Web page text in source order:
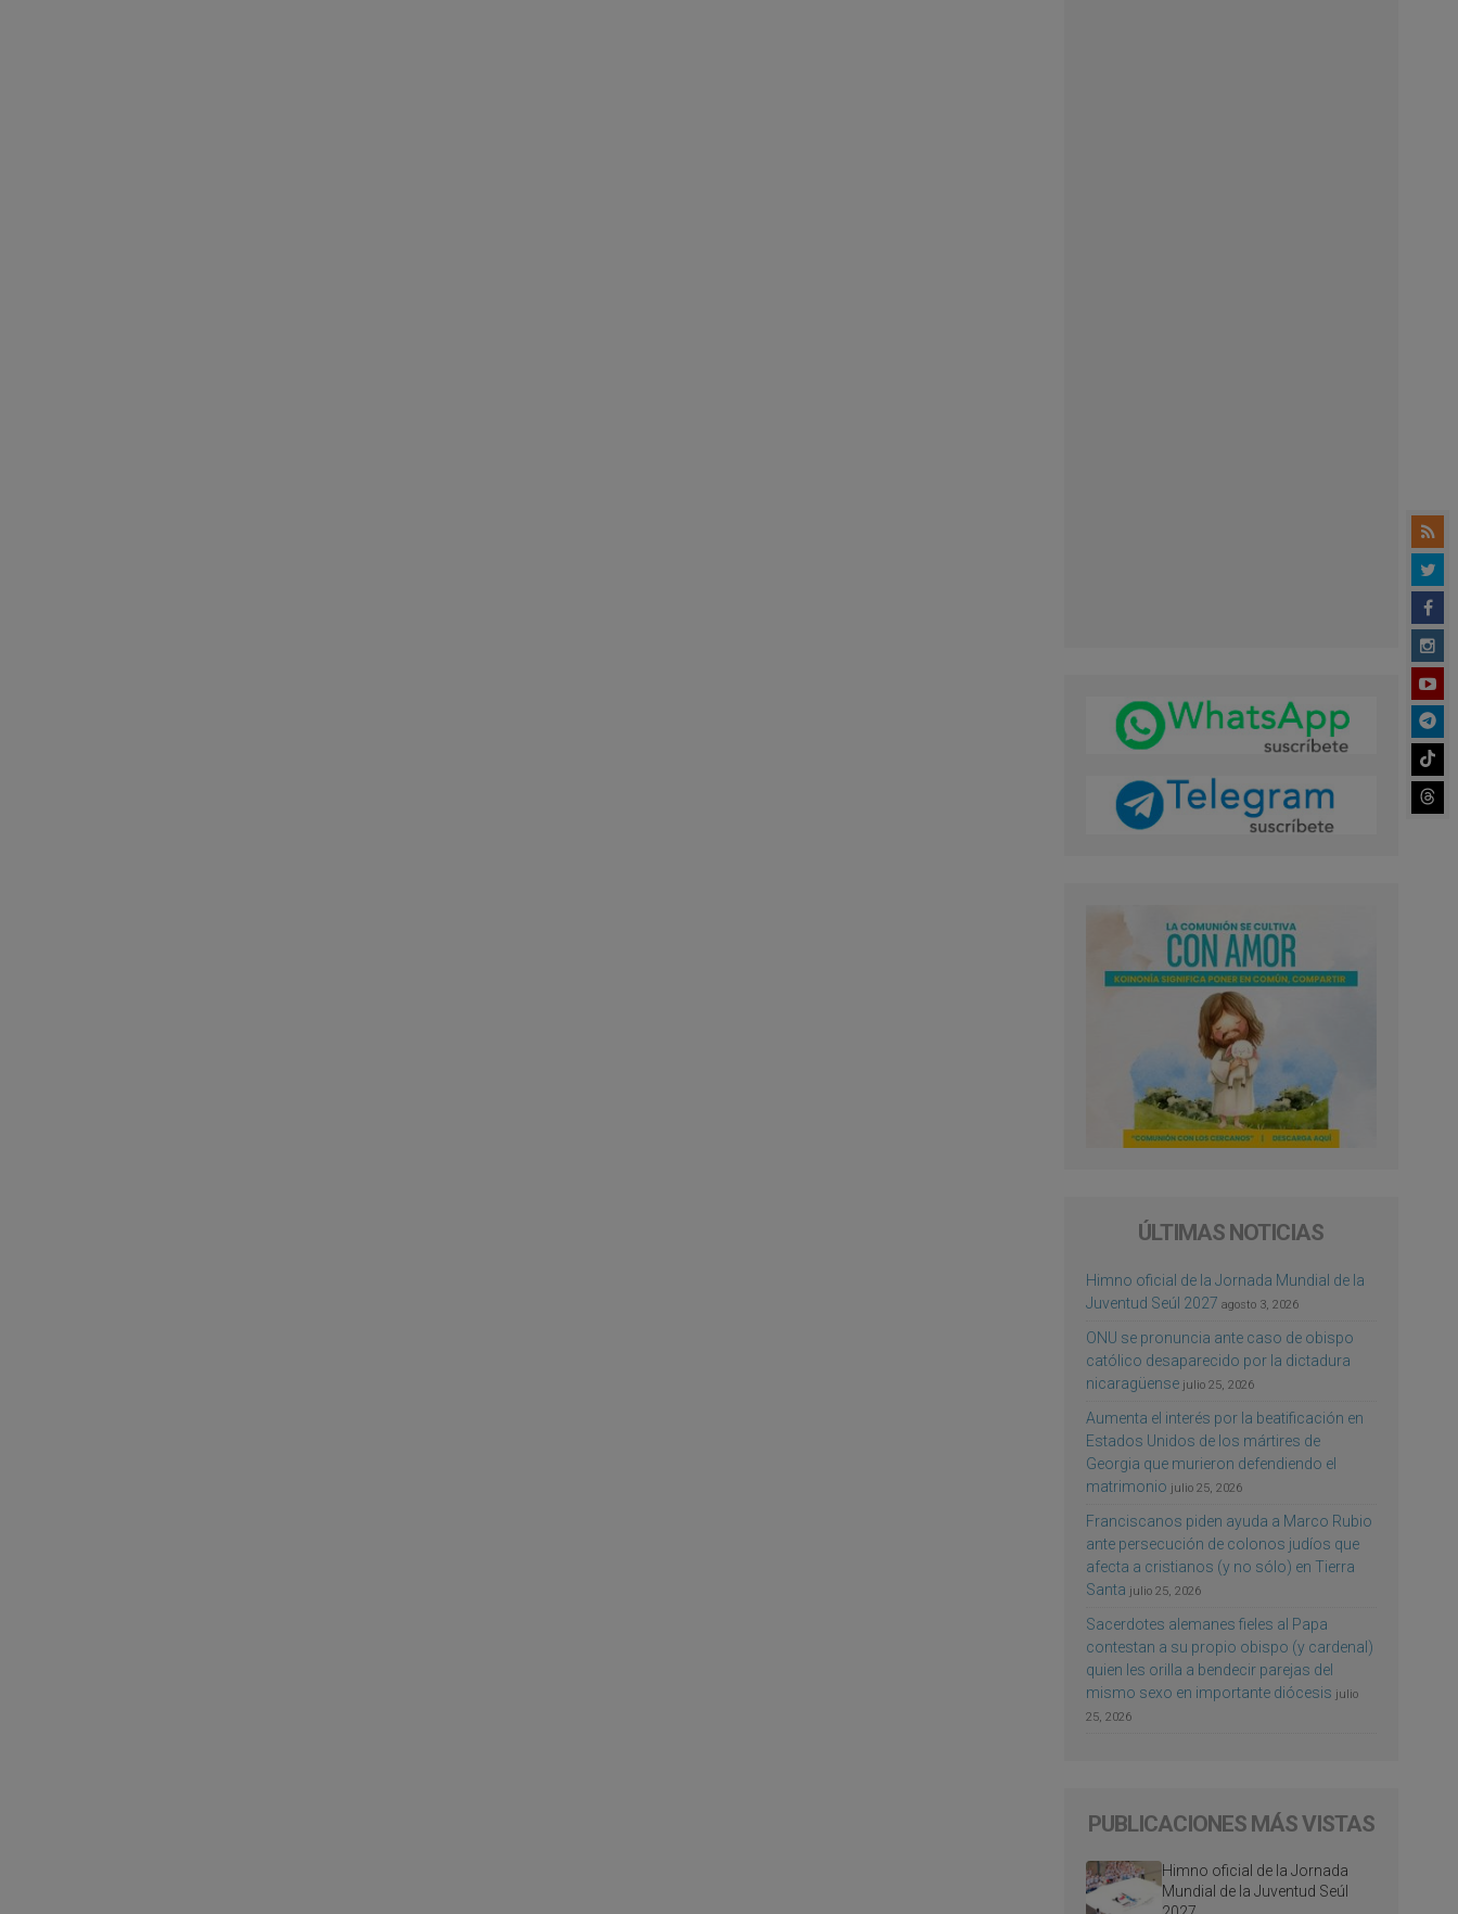
ÚLTIMAS NOTICIAS
Himno oficial de la Jornada Mundial de la
Juventud Seúl 2027 agosto 3, 2026
ONU se pronuncia ante caso de obispo
católico desaparecido por la dictadura
nicaragüense julio 25, 2026
Aumenta el interés por la beatificación en
Estados Unidos de los mártires de
Georgia que murieron defendiendo el
matrimonio julio 25, 2026
Franciscanos piden ayuda a Marco Rubio
ante persecución de colonos judíos que
afecta a cristianos (y no sólo) en Tierra
Santa julio 25, 2026
Sacerdotes alemanes fieles al Papa
contestan a su propio obispo (y cardenal)
quien les orilla a bendecir parejas del
mismo sexo en importante diócesis julio
25, 2026
PUBLICACIONES MÁS VISTAS
Himno oficial de la Jornada
Mundial de la Juventud Seúl